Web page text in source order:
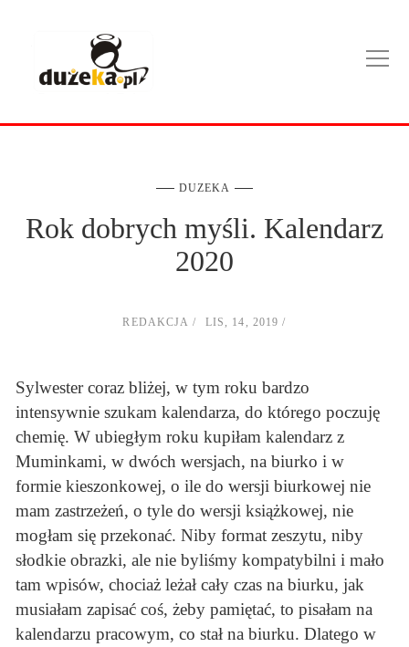
DUZEKA
Rok dobrych myśli. Kalendarz
2020
REDAKCJA LIS, 14, 2019
Sylwester coraz bliżej, w tym roku bardzo
intensywnie szukam kalendarza, do którego poczuję
chemię. W ubiegłym roku kupiłam kalendarz z
Muminkami, w dwóch wersjach, na biurko i w
formie kieszonkowej, o ile do wersji biurkowej nie
mam zastrzeżeń, o tyle do wersji książkowej, nie
mogłam się przekonać. Niby format zeszytu, niby
słodkie obrazki, ale nie byliśmy kompatybilni i mało
tam wpisów, chociaż leżał cały czas na biurku, jak
musiałam zapisać coś, żeby pamiętać, to pisałam na
kalendarzu pracowym, co stał na biurku. Dlatego w